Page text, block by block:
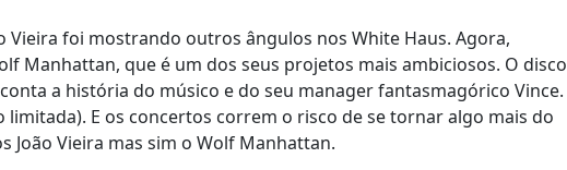
foi mostrando outros ângulos nos White Haus. Agora,
Manhattan, que é um dos seus projetos mais ambiciosos. O disco
a história do músico e do seu manager fantasmagórico Vince.
E os concertos correm o risco de se tornar algo mais do
João Vieira mas sim o Wolf Manhattan.